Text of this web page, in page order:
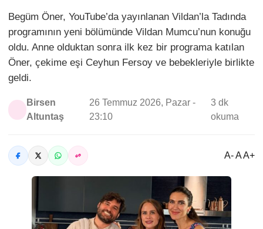
Begüm Öner, YouTube’da yayınlanan Vildan’la Tadında
programının yeni bölümünde Vildan Mumcu’nun konuğu
oldu. Anne olduktan sonra ilk kez bir programa katılan
Öner, çekime eşi Ceyhun Fersoy ve bebekleriyle birlikte
geldi.
Birsen
Altuntaş
26 Temmuz 2026, Pazar -
23:10
3 dk
okuma
A- A A+